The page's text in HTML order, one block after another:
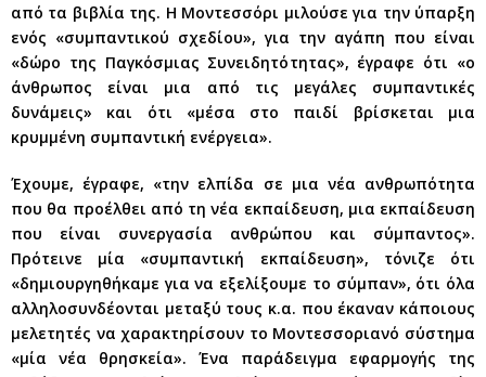
από τα βιβλία της. Η Μοντεσσόρι μιλούσε για την ύπαρξη
ενός «συμπαντικού σχεδίου», για την αγάπη που είναι
«δώρο της Παγκόσμιας Συνειδητότητας», έγραφε ότι «ο
άνθρωπος είναι μια από τις μεγάλες συμπαντικές
δυνάμεις» και ότι «μέσα στο παιδί βρίσκεται μια
κρυμμένη συμπαντική ενέργεια».
Έχουμε, έγραφε, «την ελπίδα σε μια νέα ανθρωπότητα
που θα προέλθει από τη νέα εκπαίδευση, μια εκπαίδευση
που είναι συνεργασία ανθρώπου και σύμπαντος».
Πρότεινε μία «συμπαντική εκπαίδευση», τόνιζε ότι
«δημιουργηθήκαμε για να εξελίξουμε το σύμπαν», ότι όλα
αλληλοσυνδέονται μεταξύ τους κ.α. που έκαναν κάποιους
μελετητές να χαρακτηρίσουν το Μοντεσσοριανό σύστημα
«μία νέα θρησκεία». Ένα παράδειγμα εφαρμογής της